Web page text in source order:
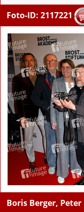
Foto-ID: 2117221
Boris Berger,